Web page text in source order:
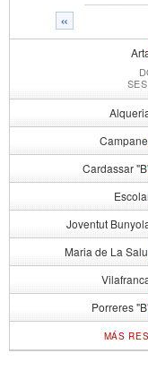
«
Cardassar
Joventut
Maria de La
Porreres
MÁS